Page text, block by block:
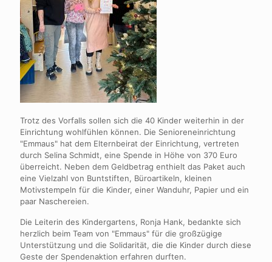
Trotz des Vorfalls sollen sich die 40 Kinder weiterhin in der
Einrichtung wohlfühlen können. Die Senioreneinrichtung
"Emmaus" hat dem Elternbeirat der Einrichtung, vertreten
durch Selina Schmidt, eine Spende in Höhe von 370 Euro
überreicht. Neben dem Geldbetrag enthielt das Paket auch
eine Vielzahl von Buntstiften, Büroartikeln, kleinen
Motivstempeln für die Kinder, einer Wanduhr, Papier und ein
paar Naschereien.
Die Leiterin des Kindergartens, Ronja Hank, bedankte sich
herzlich beim Team von "Emmaus" für die großzügige
Unterstützung und die Solidarität, die die Kinder durch diese
Geste der Spendenaktion erfahren durften.